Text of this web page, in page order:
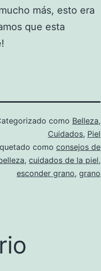
más, esto era
que esta
como Belleza,
Cuidados, Piel
como consejos de
, cuidados de la piel,
esconder grano, grano